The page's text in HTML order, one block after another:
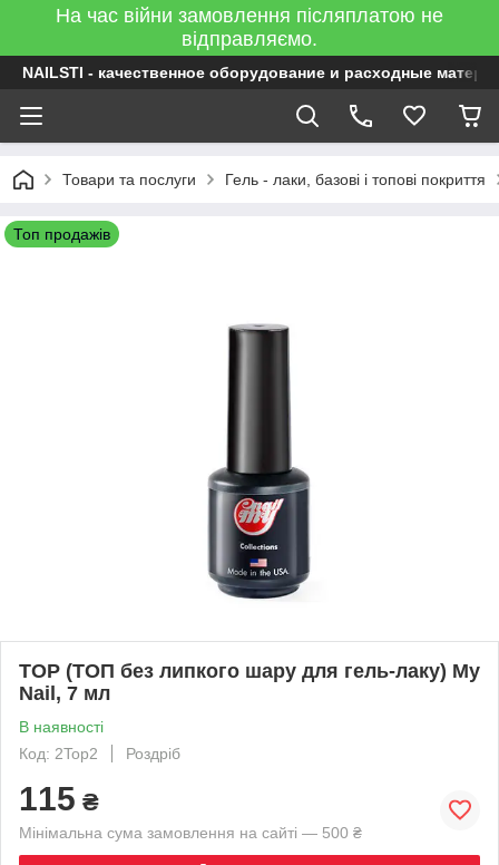
На час війни замовлення післяплатою не
відправляємо.
NAILSTI - качественное оборудование и расходные
Товари та послуги Гель - лаки, базові і топові покриття
Топ продажів
TOP (ТОП без липкого шару для гель-лаку) My
Nail, 7 мл
В наявності
Код: 2Top2
Роздріб
115 ₴
Мінімальна сума замовлення на сайті — 500 ₴